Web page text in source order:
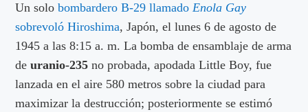
Un solobombardero B-29 llamadoEnola Gay
sobrevoló Hiroshima, Japón, el lunes 6 de agosto de
1945 a las 8:15 a. m. La bomba de ensamblaje de arma
deuranio-235 no probada, apodada Little Boy, fue
lanzada en el aire 580 metros sobre la ciudad para
maximizar la destrucción; posteriormente se estimó